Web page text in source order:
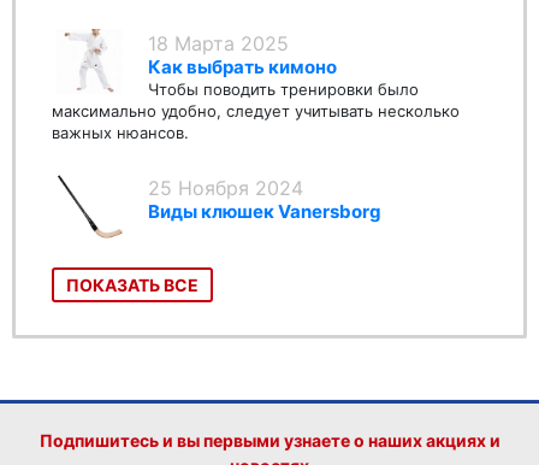
18 Марта 2025
Как выбрать кимоно
Чтобы поводить тренировки было
максимально удобно, следует учитывать несколько
важных нюансов.
25 Ноября 2024
Виды клюшек Vanersborg
ПОКАЗАТЬ ВСЕ
Подпишитесь и вы первыми узнаете о наших акциях и